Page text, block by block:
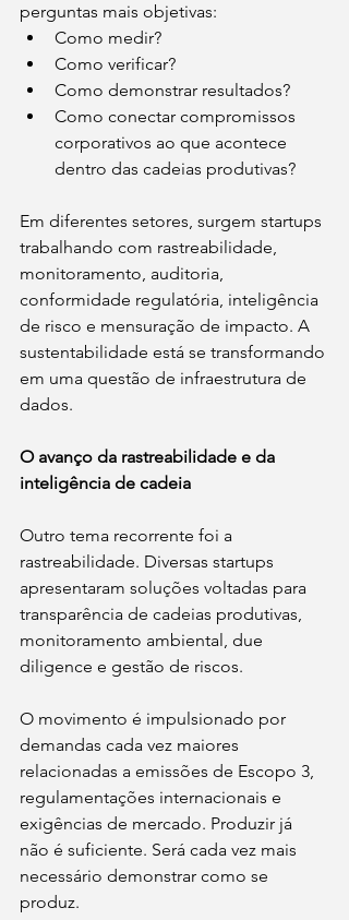
perguntas mais objetivas:
Como medir?
Como verificar?
Como demonstrar resultados?
Como conectar compromissos
corporativos ao que acontece
dentro das cadeias produtivas?
Em diferentes setores, surgem startups
trabalhando com rastreabilidade,
monitoramento, auditoria,
conformidade regulatória, inteligência
de risco e mensuração de impacto. A
sustentabilidade está se transformando
em uma questão de infraestrutura de
dados.
O avanço da rastreabilidade e da
inteligência de cadeia
Outro tema recorrente foi a
rastreabilidade. Diversas startups
apresentaram soluções voltadas para
transparência de cadeias produtivas,
monitoramento ambiental, due
diligence e gestão de riscos.
O movimento é impulsionado por
demandas cada vez maiores
relacionadas a emissões de Escopo 3,
regulamentações internacionais e
exigências de mercado. Produzir já
não é suficiente. Será cada vez mais
necessário demonstrar como se
produz.